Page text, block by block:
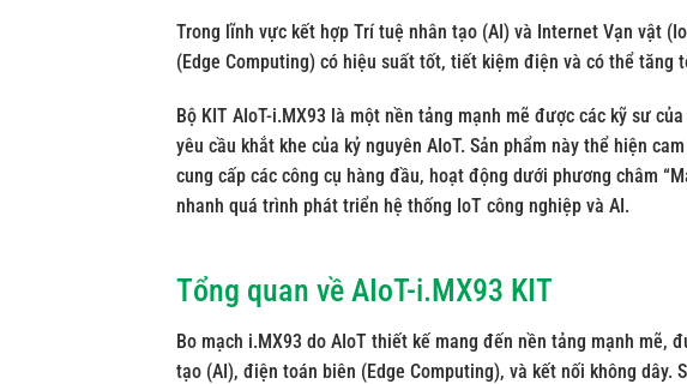
Trong lĩnh vực kết hợp Trí tuệ nhân tạo (AI) và Internet Vạn vật
(Edge Computing) có hiệu suất tốt, tiết kiệm điện và có thể
Bộ KIT AIoT-i.MX93 là một nền tảng mạnh mẽ được các kỹ sư
yêu cầu khắt khe của kỷ nguyên AIoT. Sản phẩm này thể hiện
cung cấp các công cụ hàng đầu, hoạt động dưới phương châm
nhanh quá trình phát triển hệ thống IoT công nghiệp và AI.
Tổng quan về AIoT-i.MX93 KIT
Bo mạch i.MX93 do AIoT thiết kế mang đến nền tảng mạnh mẽ,
tạo (AI), điện toán biên (Edge Computing), và kết nối không dây.